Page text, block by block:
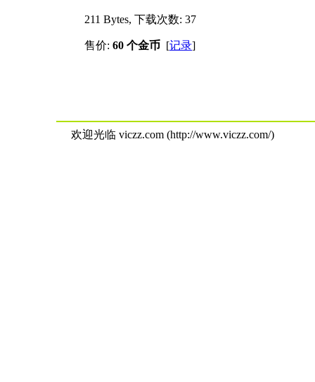
211 Bytes, 下载次数: 37
售价: 60 个金币 [记录]
欢迎光临 viczz.com (http://www.viczz.com/)